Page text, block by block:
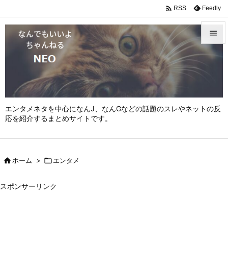
エンタメネタを中心になんJ、なんGなどの話題のスレやネットの反
応を紹介するまとめサイトです。



 RSS Feedly
ホーム > エンタメ
スポンサーリンク